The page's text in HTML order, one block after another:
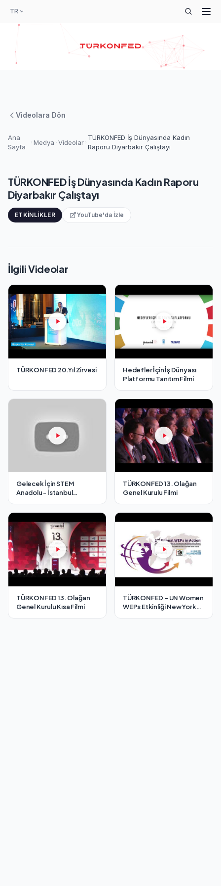
TR
Videolara Dön
Ana
Sayfa
Medya Videolar
TÜRKONFED İş Dünyasında Kadın
Raporu Diyarbakır Çalıştayı
TÜRKONFED İş Dünyasında Kadın Raporu
Diyarbakır Çalıştayı
ETKINLIKLER YouTube'da İzle
İlgili Videolar
TÜRKONFED 20.Yıl Zirvesi
Hedefler İçin İş Dünyası
Platformu Tanıtım Filmi
Gelecek İçin STEM
Anadolu - İstanbul
TÜRKONFED 13. Olağan
Genel Kurulu Filmi
TÜRKONFED 13. Olağan
Genel Kurulu Kısa Filmi
TÜRKONFED – UN Women
WEPs Etkinliği New York